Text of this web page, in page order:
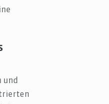
und